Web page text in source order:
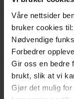
Våre nettsider
bruker cookies til:
Nødvendige
Forbedrer
Gir oss en bedre
brukt, slik at vi
Gjør det mulig for
Andre har
Premium
Vinner av